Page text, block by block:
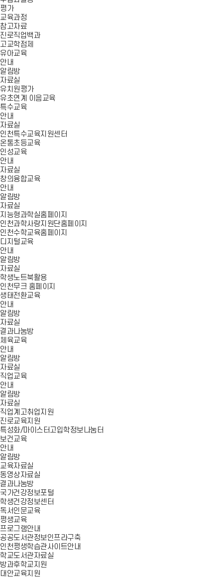
평가
교육과정
참고자료
진로직업백과
고교학점제
유아교육
안내
알림방
자료실
유치원평가
유초연계 이음교육
특수교육
안내
자료실
인천특수교육지원센터
온통초등교육
인성교육
안내
자료실
창의융합교육
안내
알림방
자료실
지능형과학실홈페이지
인천과학사랑지원단홈페이지
인천수학교육홈페이지
디지털교육
안내
알림방
자료실
학생노트북활용
인천무크 홈페이지
생태전환교육
안내
알림방
자료실
결과나눔방
체육교육
안내
알림방
자료실
직업교육
안내
알림방
자료실
직업계고취업지원
진로교육지원
특성화/마이스터고입학정보나눔터
보건교육
안내
알림방
교육자료실
동영상자료실
결과나눔방
국가건강정보포털
학생건강정보센터
독서인문교육
평생교육
프로그램안내
공공도서관정보인프라구축
인천평생학습관사이트안내
학교도서관자료실
방과후학교지원
대안교육지원